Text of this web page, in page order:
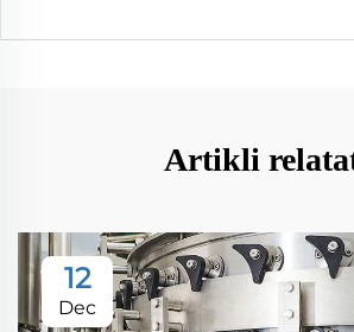
Artikli
12
Dec